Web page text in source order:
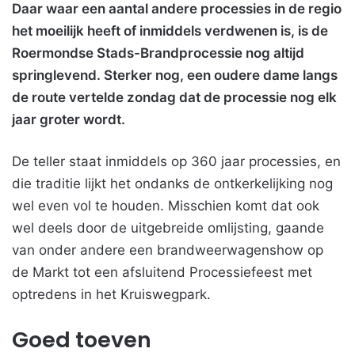
Daar waar een aantal andere processies in de regio
het moeilijk heeft of inmiddels verdwenen is, is de
Roermondse Stads-Brandprocessie nog altijd
springlevend. Sterker nog, een oudere dame langs
de route vertelde zondag dat de processie nog elk
jaar groter wordt.
De teller staat inmiddels op 360 jaar processies, en
die traditie lijkt het ondanks de ontkerkelijking nog
wel even vol te houden. Misschien komt dat ook
wel deels door de uitgebreide omlijsting, gaande
van onder andere een brandweerwagenshow op
de Markt tot een afsluitend Processiefeest met
optredens in het Kruiswegpark.
Goed toeven